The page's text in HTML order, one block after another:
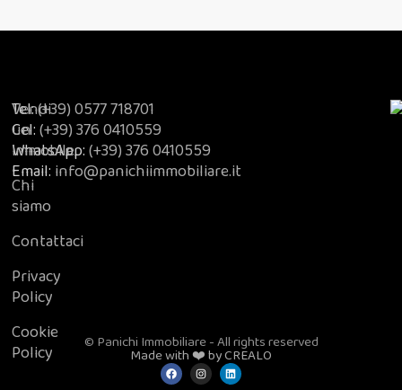
Vendi
un
immobile
Chi
siamo
Contattaci
Privacy
Policy
Cookie
Policy
Tel:(+39) 0577 718701
Cel:(+39) 376 0410559
WhatsApp:(+39) 376 0410559
Email: info@panichiimmobiliare.it
© Panichi Immobiliare - All rights reserved
Made with ❤️ by CREALO